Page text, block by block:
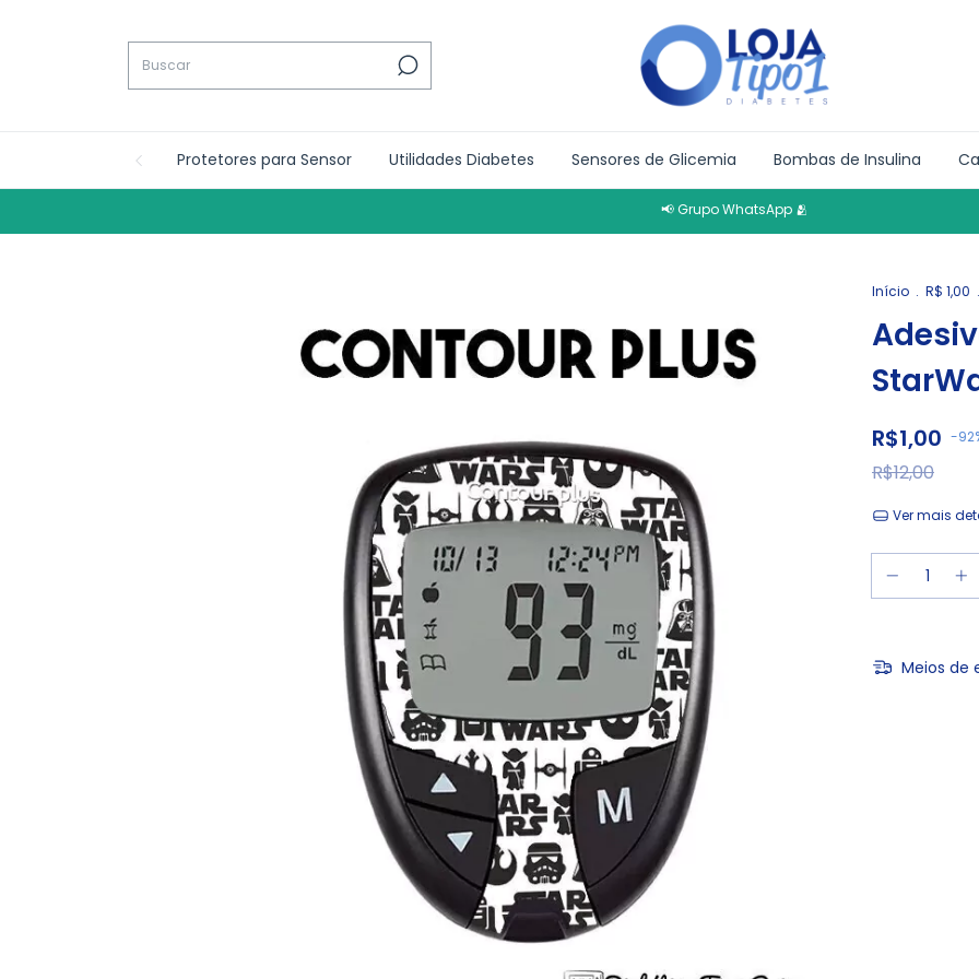
Protetores para Sensor Utilidades Diabetes Sensores de Glicemia Bombas de Insulina
📢 Grupo WhatsApp 🫂
Início . R$ 1,00 .
R$1,00 -92
R$12,00
Ver mais
Meios de